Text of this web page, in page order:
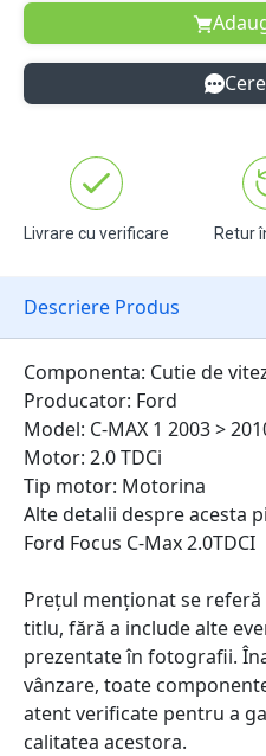
Livrare cu verificare Retur
Descriere Produs
Componenta: Cutie de
Producator: Ford
Model: C-MAX 1 2003 >
Motor: 2.0 TDCi
Tip motor: Motorina
Alte detalii despre acesta
Ford Focus C-Max 2.0TDCI
Prețul menționat se
titlu, fără a include alte
prezentate în fotografii.
vânzare, toate
atent verificate pentru a
calitatea acestora.